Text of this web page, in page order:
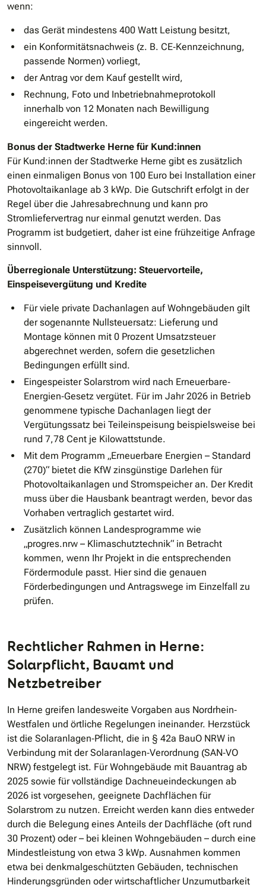
wenn:
das Gerät mindestens 400 Watt Leistung besitzt,
ein Konformitätsnachweis (z. B. CE‐Kennzeichnung,
passende Normen) vorliegt,
der Antrag vor dem Kauf gestellt wird,
Rechnung, Foto und Inbetriebnahmeprotokoll
innerhalb von 12 Monaten nach Bewilligung
eingereicht werden.
Bonus der Stadtwerke Herne für Kund:innen
Für Kund:innen der Stadtwerke Herne gibt es zusätzlich
einen einmaligen Bonus von 100 Euro bei Installation einer
Photovoltaikanlage ab 3 kWp. Die Gutschrift erfolgt in der
Regel über die Jahresabrechnung und kann pro
Stromliefervertrag nur einmal genutzt werden. Das
Programm ist budgetiert, daher ist eine frühzeitige Anfrage
sinnvoll.
Überregionale Unterstützung: Steuervorteile,
Einspeisevergütung und Kredite
Für viele private Dachanlagen auf Wohngebäuden gilt
der sogenannte Nullsteuersatz: Lieferung und
Montage können mit 0 Prozent Umsatzsteuer
abgerechnet werden, sofern die gesetzlichen
Bedingungen erfüllt sind.
Eingespeister Solarstrom wird nach Erneuerbare‐
Energien‐Gesetz vergütet. Für im Jahr 2026 in Betrieb
genommene typische Dachanlagen liegt der
Vergütungssatz bei Teileinspeisung beispielsweise bei
rund 7,78 Cent je Kilowattstunde.
Mit dem Programm „Erneuerbare Energien – Standard
(270)“ bietet die KfW zinsgünstige Darlehen für
Photovoltaikanlagen und Stromspeicher an. Der Kredit
muss über die Hausbank beantragt werden, bevor das
Vorhaben vertraglich gestartet wird.
Zusätzlich können Landesprogramme wie
„progres.nrw – Klimaschutztechnik“ in Betracht
kommen, wenn Ihr Projekt in die entsprechenden
Fördermodule passt. Hier sind die genauen
Förderbedingungen und Antragswege im Einzelfall zu
prüfen.
Rechtlicher Rahmen in Herne:
Solarpflicht, Bauamt und
Netzbetreiber
In Herne greifen landesweite Vorgaben aus Nordrhein‐
Westfalen und örtliche Regelungen ineinander. Herzstück
ist die Solaranlagen‐Pflicht, die in § 42a BauO NRW in
Verbindung mit der Solaranlagen‐Verordnung (SAN‐VO
NRW) festgelegt ist. Für Wohngebäude mit Bauantrag ab
2025 sowie für vollständige Dachneueindeckungen ab
2026 ist vorgesehen, geeignete Dachflächen für
Solarstrom zu nutzen. Erreicht werden kann dies entweder
durch die Belegung eines Anteils der Dachfläche (oft rund
30 Prozent) oder – bei kleinen Wohngebäuden – durch eine
Mindestleistung von etwa 3 kWp. Ausnahmen kommen
etwa bei denkmalgeschützten Gebäuden, technischen
Hinderungsgründen oder wirtschaftlicher Unzumutbarkeit